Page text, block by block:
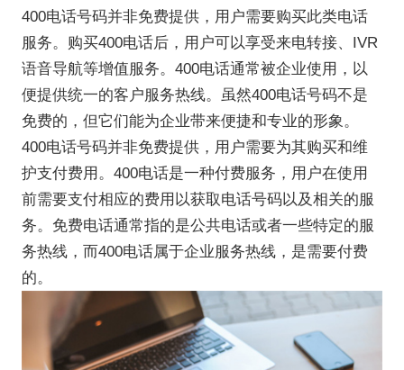
400电话号码并非免费提供，用户需要购买此类电话
服务。购买400电话后，用户可以享受来电转接、IVR
语音导航等增值服务。400电话通常被企业使用，以
便提供统一的客户服务热线。虽然400电话号码不是
免费的，但它们能为企业带来便捷和专业的形象。
400电话号码并非免费提供，用户需要为其购买和维
护支付费用。400电话是一种付费服务，用户在使用
前需要支付相应的费用以获取电话号码以及相关的服
务。免费电话通常指的是公共电话或者一些特定的服
务热线，而400电话属于企业服务热线，是需要付费
的。